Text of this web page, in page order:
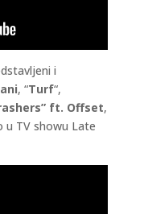
i
, “Turf“,
ft. Offset,
u TV showu Late